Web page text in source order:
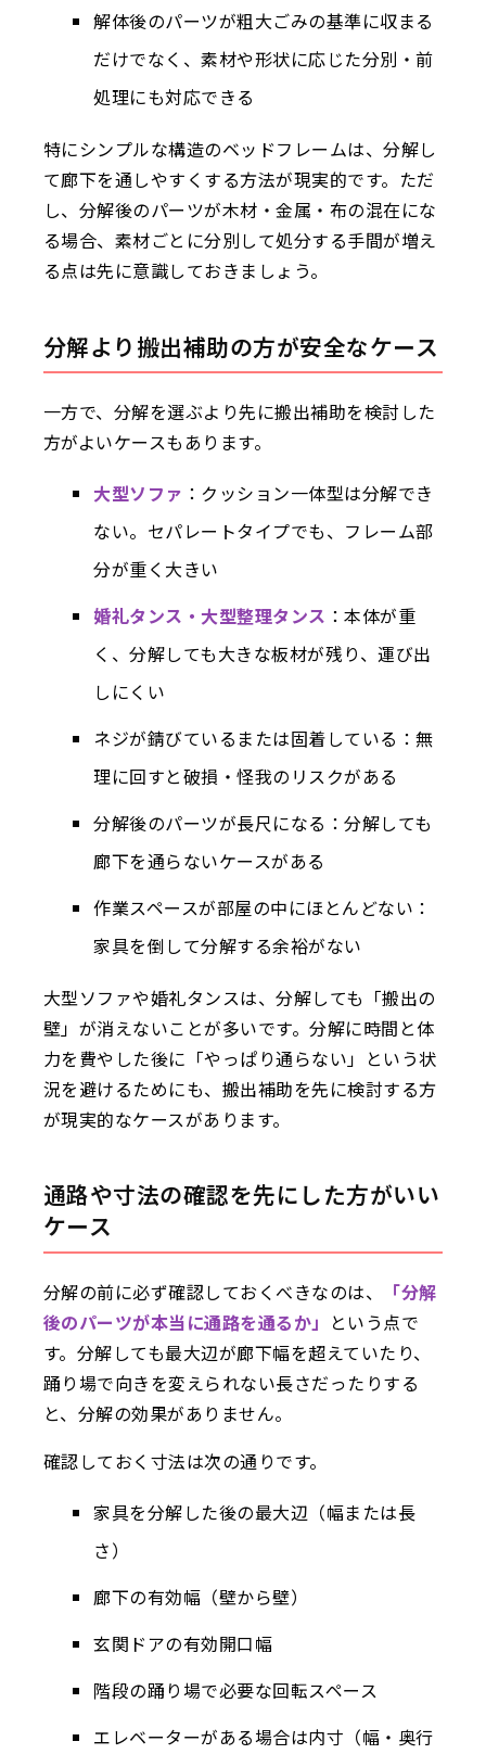
解体後のパーツが粗大ごみの基準に収まる
だけでなく、素材や形状に応じた分別・前
処理にも対応できる
特にシンプルな構造のベッドフレームは、分解し
て廊下を通しやすくする方法が現実的です。ただ
し、分解後のパーツが木材・金属・布の混在にな
る場合、素材ごとに分別して処分する手間が増え
る点は先に意識しておきましょう。
分解より搬出補助の方が安全なケース
一方で、分解を選ぶより先に搬出補助を検討した
方がよいケースもあります。
大型ソファ ：クッション一体型は分解でき
ない。セパレートタイプでも、フレーム部
分が重く大きい
婚礼タンス・大型整理タンス ：本体が重
く、分解しても大きな板材が残り、運び出
しにくい
ネジが錆びているまたは固着している：無
理に回すと破損・怪我のリスクがある
分解後のパーツが長尺になる：分解しても
廊下を通らないケースがある
作業スペースが部屋の中にほとんどない：
家具を倒して分解する余裕がない
大型ソファや婚礼タンスは、分解しても「搬出の
壁」が消えないことが多いです。分解に時間と体
力を費やした後に「やっぱり通らない」という状
況を避けるためにも、搬出補助を先に検討する方
が現実的なケースがあります。
通路や寸法の確認を先にした方がいい
ケース
分解の前に必ず確認しておくべきなのは、
「分解
後のパーツが本当に通路を通るか」 という点で
す。分解しても最大辺が廊下幅を超えていたり、
踊り場で向きを変えられない長さだったりする
と、分解の効果がありません。
確認しておく寸法は次の通りです。
家具を分解した後の最大辺（幅または長
さ）
廊下の有効幅（壁から壁）
玄関ドアの有効開口幅
階段の踊り場で必要な回転スペース
エレベーターがある場合は内寸（幅・奥行